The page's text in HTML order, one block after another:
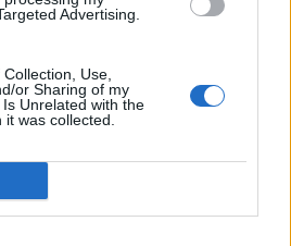
Advertising.
Use,
or Sharing of my
Unrelated with the
was collected.
επίσης